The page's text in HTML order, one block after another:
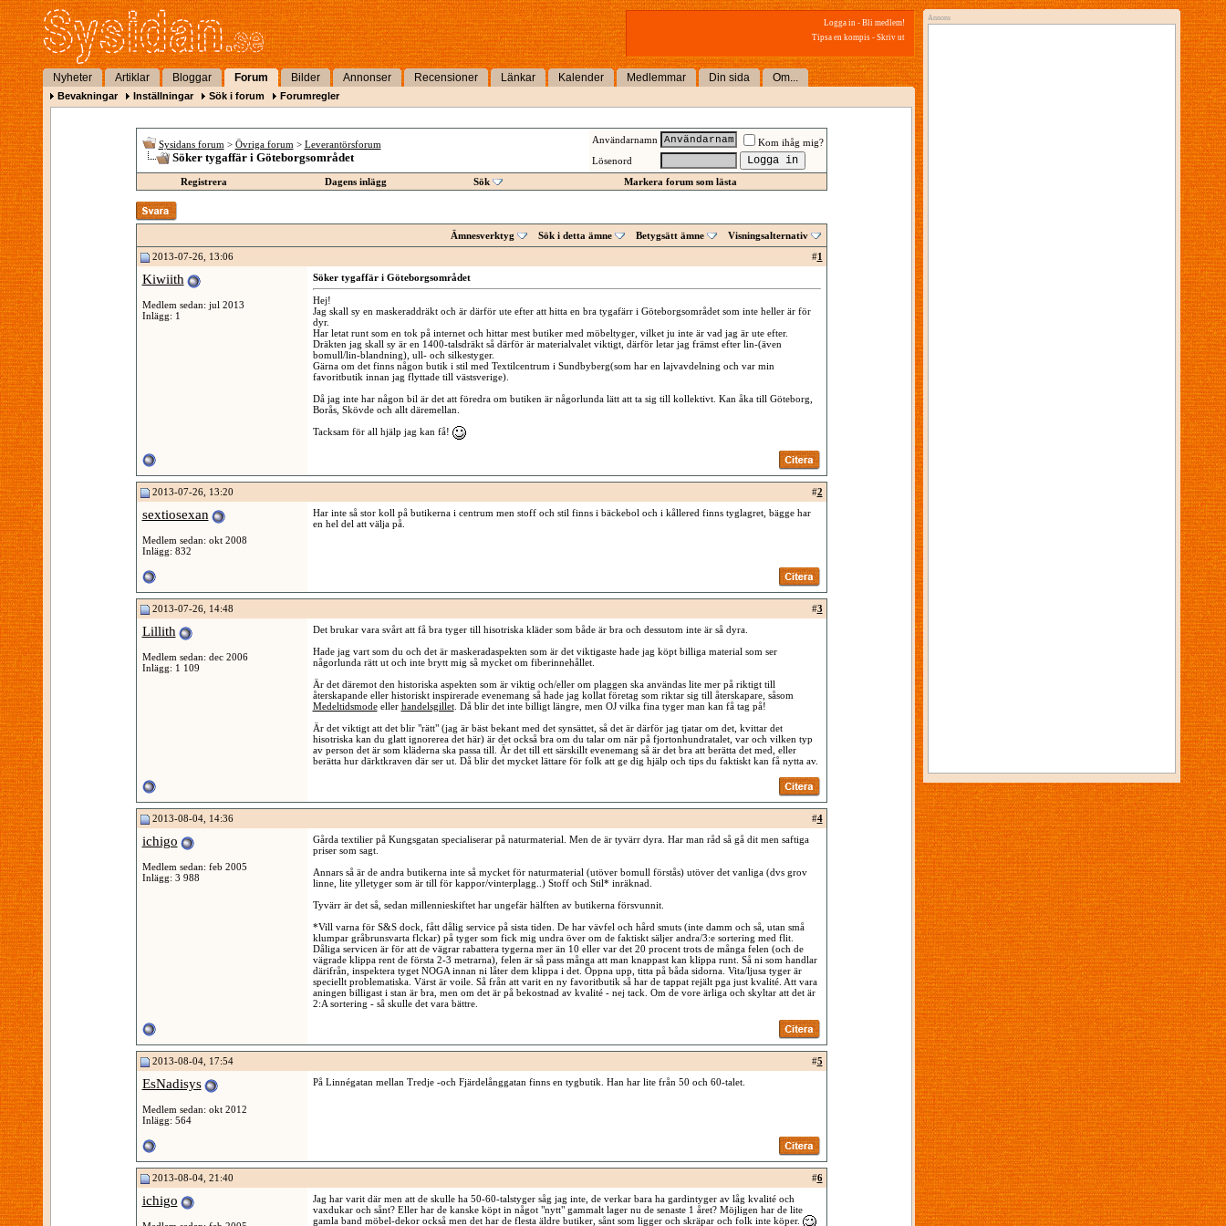
Logga in - Bli medlem!
Tipsa en kompis - Skriv ut
Nyheter Artiklar Bloggar Forum Bilder Annonser Recensioner Länkar Kalender Medlemmar Din sida Om...
Bevakningar Inställningar Sök i forum Forumregler
Sysidans forum > Övriga forum > Leverantörsforum
Söker tygaffär i Göteborgsområdet
Användarnamn
Kom ihåg mig?
Lösenord
Registrera
Dagens inlägg Sök Markera forum som lästa
Ämnesverktyg Sök i detta ämne Betygsätt ämne
Visningsalternativ
2013-07-26, 13:06
#1
Kiwiith
Medlem sedan: jul 2013
Inlägg: 1
Söker tygaffär i Göteborgsområdet
Hej!
Jag skall sy en maskeraddräkt och är därför ute efter att hitta en bra tygafärr i Göteborgsområdet som inte heller är för
dyr.
Har letat runt som en tok på internet och hittar mest butiker med möbeltyger, vilket ju inte är vad jag är ute efter.
Dräkten jag skall sy är en 1400-talsdräkt så därför är materialvalet viktigt, därför letar jag främst efter lin-(även
bomull/lin-blandning), ull- och silkestyger.
Gärna om det finns någon butik i stil med Textilcentrum i Sundbyberg(som har en lajvavdelning och var min
favoritbutik innan jag flyttade till västsverige).
Då jag inte har någon bil är det att föredra om butiken är någorlunda lätt att ta sig till kollektivt. Kan åka till Göteborg,
Borås, Skövde och allt däremellan.
Tacksam för all hjälp jag kan få!
2013-07-26, 13:20 #2
sextiosexan
Medlem sedan: okt 2008
Inlägg: 832
Har inte så stor koll på butikerna i centrum men stoff och stil finns i bäckebol och i kållered finns tyglagret, bägge har
en hel del att välja på.
2013-07-26, 14:48 #3
Lillith
Medlem sedan: dec 2006
Inlägg: 1 109
Det brukar vara svårt att få bra tyger till hisotriska kläder som både är bra och dessutom inte är så dyra.
Hade jag vart som du och det är maskeradaspekten som är det viktigaste hade jag köpt billiga material som ser
någorlunda rätt ut och inte brytt mig så mycket om fiberinnehållet.
Är det däremot den historiska aspekten som är viktig och/eller om plaggen ska användas lite mer på riktigt till
återskapande eller historiskt inspirerade evenemang så hade jag kollat företag som riktar sig till återskapare, såsom
Medeltidsmodeeller handelsgillet. Då blir det inte billigt längre, men OJ vilka fina tyger man kan få tag på!
Är det viktigt att det blir "rätt" (jag är bäst bekant med det synsättet, så det är därför jag tjatar om det, kvittar det
hisotriska kan du glatt ignorerea det här) är det också bra om du talar om när på fjortonhundratalet, var och vilken typ
av person det är som kläderna ska passa till. Är det till ett särskillt evenemang så är det bra att berätta det med, eller
berätta hur därktkraven där ser ut. Då blir det mycket lättare för folk att ge dig hjälp och tips du faktiskt kan få nytta av.
2013-08-04, 14:36 #4
ichigo
Medlem sedan: feb 2005
Inlägg: 3 988
Gårda textilier på Kungsgatan specialiserar på naturmaterial. Men de är tyvärr dyra. Har man råd så gå dit men saftiga
priser som sagt.
Annars så är de andra butikerna inte så mycket för naturmaterial (utöver bomull förstås) utöver det vanliga (dvs grov
linne, lite ylletyger som är till för kappor/vinterplagg..) Stoff och Stil* inräknad.
Tyvärr är det så, sedan millennieskiftet har ungefär hälften av butikerna försvunnit.
*Vill varna för S&S dock, fått dålig service på sista tiden. De har vävfel och hård smuts (inte damm och så, utan små
klumpar gråbrunsvarta flckar) på tyger som fick mig undra över om de faktiskt säljer andra/3:e sortering med flit.
Dåliga servicen är för att de vägrar rabattera tygerna mer än 10 eller var det 20 procent trots de många felen (och de
vägrade klippa rent de första 2-3 metrarna), felen är så pass många att man knappast kan klippa runt. Så ni som handlar
därifrån, inspektera tyget NOGA innan ni låter dem klippa i det. Öppna upp, titta på båda sidorna. Vita/ljusa tyger är
speciellt problematiska. Värst är voile. Så från att varit en ny favoritbutik så har de tappat rejält pga just kvalité. Att vara
aningen billigast i stan är bra, men om det är på bekostnad av kvalité - nej tack. Om de vore ärliga och skyltar att det är
2:A sortering - så skulle det vara bättre.
2013-08-04, 17:54 #5
EsNadisys
Medlem sedan: okt 2012
Inlägg: 564
På Linnégatan mellan Tredje -och Fjärdelånggatan finns en tygbutik. Han har lite från 50 och 60-talet.
2013-08-04, 21:40 #6
ichigo
Jag har varit där men att de skulle ha 50-60-talstyger såg jag inte, de verkar bara ha gardintyger av låg kvalité och
vaxdukar och sånt? Eller har de kanske köpt in något "nytt" gammalt lager nu de senaste 1 året? Möjligen har de lite
gamla band möbel-dekor också men det har de flesta äldre butiker, sånt som ligger och skräpar och folk inte köper.
Annons